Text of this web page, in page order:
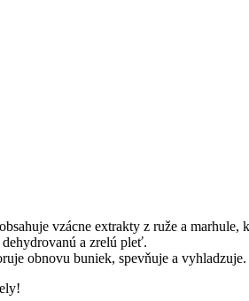
vzácne extrakty z ruže a
a zrelú pleť.
obnovu buniek, spevňuje a